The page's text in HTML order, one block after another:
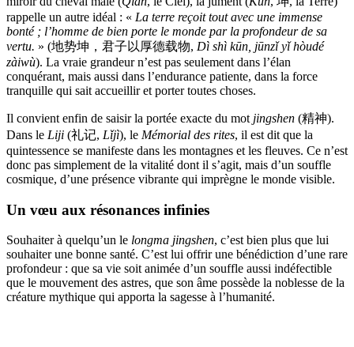
rappelle un autre idéal : « La terre reçoit tout avec une immense
bonté ; l’homme de bien porte le monde par la profondeur de sa
vertu. » (地势坤，君子以厚德载物, Dì shì kūn, jūnzǐ yǐ hòudé
zàiwù). La vraie grandeur n’est pas seulement dans l’élan
conquérant, mais aussi dans l’endurance patiente, dans la force
tranquille qui sait accueillir et porter toutes choses.
Il convient enfin de saisir la portée exacte du mot jingshen (精神).
Dans le Liji (礼记, Lǐjì), le Mémorial des rites, il est dit que la
quintessence se manifeste dans les montagnes et les fleuves. Ce n’est
donc pas simplement de la vitalité dont il s’agit, mais d’un souffle
cosmique, d’une présence vibrante qui imprègne le monde visible.
Un vœu aux résonances infinies
Souhaiter à quelqu’un le longma jingshen, c’est bien plus que lui
souhaiter une bonne santé. C’est lui offrir une bénédiction d’une rare
profondeur : que sa vie soit animée d’un souffle aussi indéfectible
que le mouvement des astres, que son âme possède la noblesse de la
créature mythique qui apporta la sagesse à l’humanité.